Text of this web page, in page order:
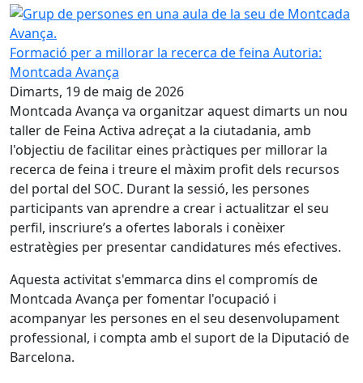
Grup de persones en una aula de la seu de Montcada
Formació per a millorar la recerca de feina Autoria:
Montcada Avança
Dimarts, 19 de maig de 2026
Montcada Avança va organitzar aquest dimarts un nou
taller de Feina Activa adreçat a la ciutadania, amb
l'objectiu de facilitar eines pràctiques per millorar la
recerca de feina i treure el màxim profit dels recursos
del portal del SOC. Durant la sessió, les persones
participants van aprendre a crear i actualitzar el seu
perfil, inscriure’s a ofertes laborals i conèixer
estratègies per presentar candidatures més efectives.
Aquesta activitat s'emmarca dins el compromís de
Montcada Avança per fomentar l'ocupació i
acompanyar les persones en el seu desenvolupament
professional, i compta amb el suport de la Diputació de
Barcelona.